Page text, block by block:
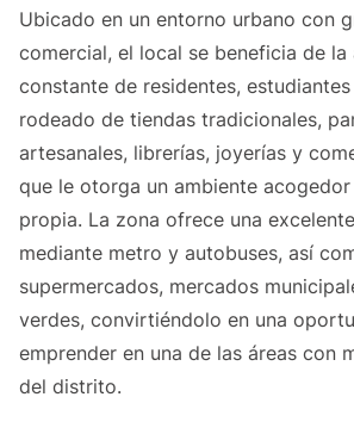
Ubicado en un entorno urbano con
comercial, el local se beneficia de la
constante de residentes,
rodeado de tiendas tradicionales,
artesanales, librerías, joyerías y
que le otorga un ambiente
propia. La zona ofrece una
mediante metro y autobuses, así
supermercados, mercados
verdes, convirtiéndolo en una
emprender en una de las áreas con
del distrito.